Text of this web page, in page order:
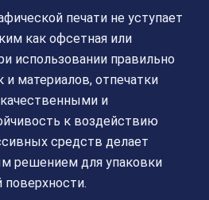
печати не уступает
как офсетная или
использовании правильно
и материалов, отпечатки
и
к воздействию
средств делает
решением для упаковки